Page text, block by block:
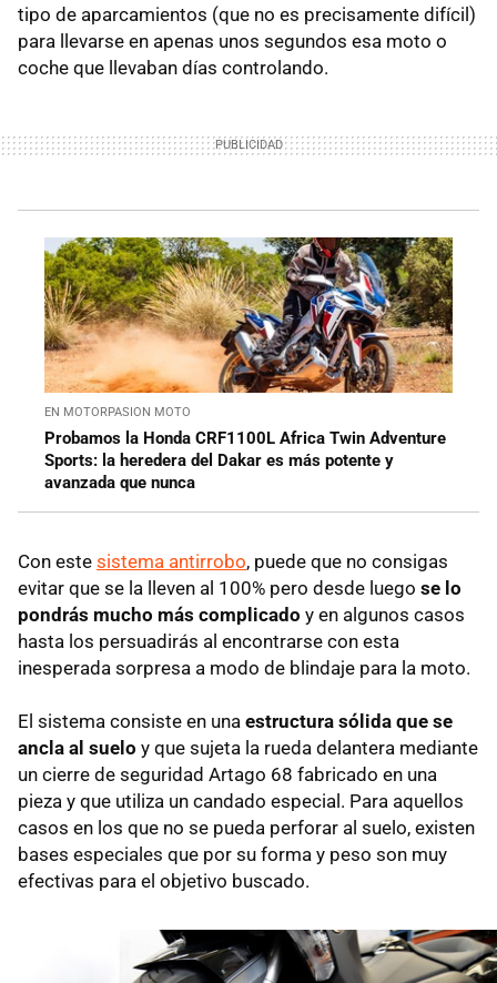
tipo de aparcamientos (que no es precisamente difícil)
para llevarse en apenas unos segundos esa moto o
coche que llevaban días controlando.
EN MOTORPASION MOTO
Probamos la Honda CRF1100L Africa Twin Adventure
Sports: la heredera del Dakar es más potente y
avanzada que nunca
Con este sistema antirrobo, puede que no consigas
evitar que se la lleven al 100% pero desde luego se lo
pondrás mucho más complicado y en algunos casos
hasta los persuadirás al encontrarse con esta
inesperada sorpresa a modo de blindaje para la moto.
El sistema consiste en una estructura sólida que se
ancla al suelo y que sujeta la rueda delantera mediante
un cierre de seguridad Artago 68 fabricado en una
pieza y que utiliza un candado especial. Para aquellos
casos en los que no se pueda perforar al suelo, existen
bases especiales que por su forma y peso son muy
efectivas para el objetivo buscado.